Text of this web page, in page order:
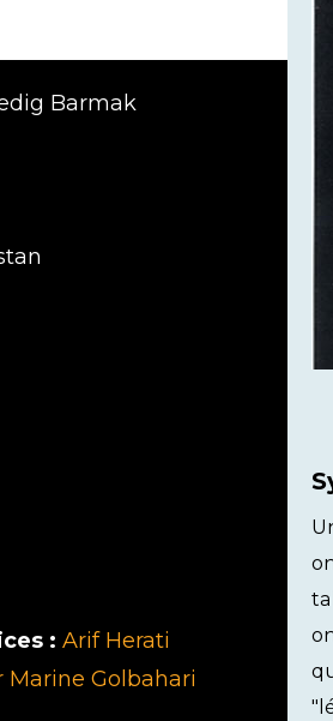
Barmak
: Arif Herati
Marine Golbahari